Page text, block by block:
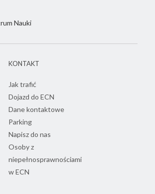
Nauki
KONTAKT
Jak trafić
Dojazd do ECN
Dane kontaktowe
Parking
Napisz do nas
Osoby z
niepełnosprawnościami
w ECN